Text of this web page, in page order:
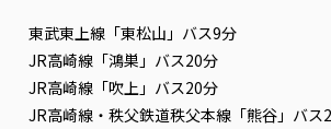
東武東上線「東松山」バス9分
JR高崎線「鴻巣」バス20分
JR高崎線「吹上」バス20分
JR高崎線・秩父鉄道秩父本線「熊谷」バス